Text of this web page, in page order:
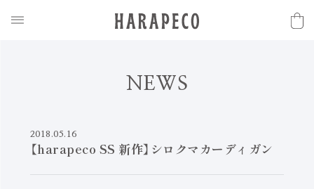
N EWS
2018.05.16
【harapeco SS 新作】シロクマカーディガン